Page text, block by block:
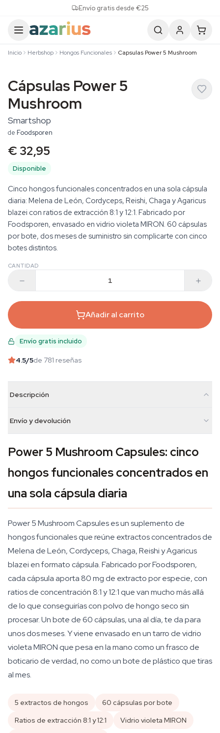
Envío gratis desde €25
Inicio Herbshop Hongos Funcionales Capsulas Power 5 Mushroom
Cápsulas Power 5
Mushroom
Smartshop
de Foodsporen
€ 32,95
Disponible
Cinco hongos funcionales concentrados en una sola cápsula
diaria: Melena de León, Cordyceps, Reishi, Chaga y Agaricus
blazei con ratios de extracción 8:1 y 12:1. Fabricado por
Foodsporen, envasado en vidrio violeta MIRON. 60 cápsulas
por bote, dos meses de suministro sin complicarte con cinco
botes distintos.
CANTIDAD
Añadir al carrito
Envío gratis incluido
4.5/5de 781 reseñas
Descripción
Envío y devolución
Power 5 Mushroom Capsules: cinco
hongos funcionales concentrados en
una sola cápsula diaria
Power 5 Mushroom Capsules es un suplemento de
hongos funcionales que reúne extractos concentrados de
Melena de León, Cordyceps, Chaga, Reishi y Agaricus
blazei en formato cápsula. Fabricado por Foodsporen,
cada cápsula aporta 80 mg de extracto por especie, con
ratios de concentración 8:1 y 12:1 que van mucho más allá
de lo que conseguirías con polvo de hongo seco sin
procesar. Un bote de 60 cápsulas, una al día, te da para
unos dos meses. Y viene envasado en un tarro de vidrio
violeta MIRON que pesa en la mano como un frasco de
boticario de verdad, no como un bote de plástico que tiras
al mes.
5 extractos de hongos
60 cápsulas por bote
Ratios de extracción 8:1 y 12:1
Vidrio violeta MIRON